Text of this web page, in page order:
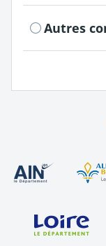
Autres